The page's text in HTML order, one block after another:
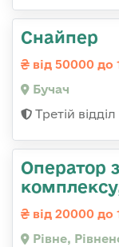
Снайпер
від 50000 до
Бучач
Третій
Оператор
від 20000 до
Рівне,